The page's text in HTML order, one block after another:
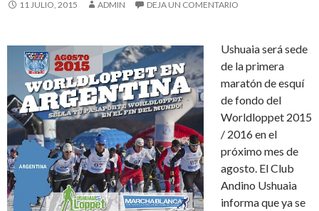
11 JULIO, 2015 ADMIN DEJA UN COMENTARIO
Ushuaia será sede
de la primera
maratón de esquí
de fondo del
Worldloppet 2015
/ 2016 en el
próximo mes de
agosto. El Club
Andino Ushuaia
informa que ya se